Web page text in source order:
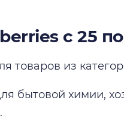
с 25 по
товаров из
бытовой химии,